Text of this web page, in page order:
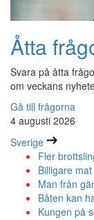
Åtta
Svara på åtta
om veckans
Gå till frågorna
4 augusti 2026
Sverige
Fler
Billigare
Man från
Båten kan
Kungen på